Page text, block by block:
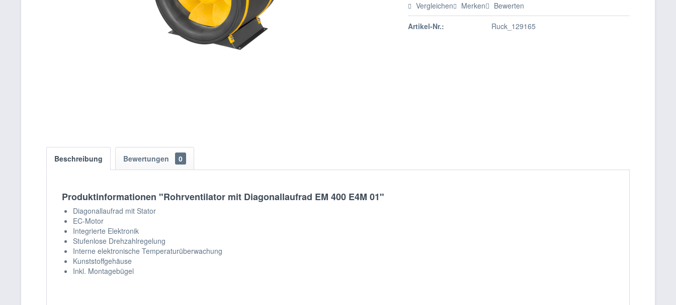
Vergleichen Merken Bewerten
Artikel-Nr.: Ruck_129165
Beschreibung Bewertungen 0
Produktinformationen "Rohrventilator mit Diagonallaufrad EM 400 E4M 01"
Diagonallaufrad mit Stator
EC-Motor
Integrierte Elektronik
Stufenlose Drehzahlregelung
Interne elektronische Temperaturüberwachung
Kunststoffgehäuse
Inkl. Montagebügel